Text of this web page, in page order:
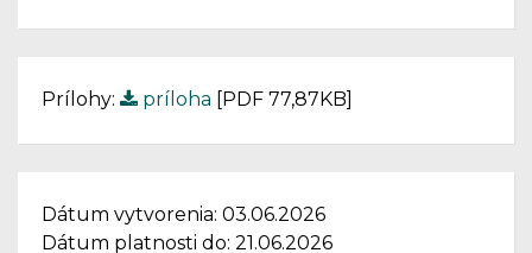
Prílohy: príloha [PDF 77,87KB]
Dátum vytvorenia: 03.06.2026
Dátum platnosti do: 21.06.2026